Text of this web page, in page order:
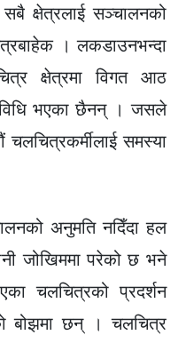
क्षेत्रलाई सञ्चालनको
। लकडाउनभन्दा
क्षेत्रमा विगत आठ
भएका छैनन् । जसले
चलचित्रकर्मीलाई समस्या
अनुमति नदिँदा हल
जोखिममा परेको छ भने
चलचित्रको प्रदर्शन
बोझमा छन् । चलचित्र